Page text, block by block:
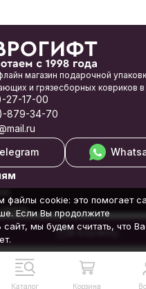
В корзину
Каталог Корзина
магазин подарочной
и грязесборных ковриков
27-17-00
879-34-70
файлы cookie: это помогает
Если Вы продолжите
сайт, мы будем считать, что